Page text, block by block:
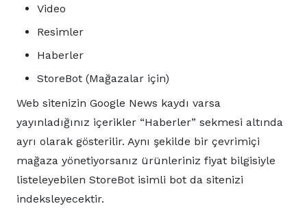
Video
Resimler
Haberler
StoreBot (Mağazalar için)
Web sitenizin Google News kaydı varsa
yayınladığınız içerikler “Haberler” sekmesi altında
ayrı olarak gösterilir. Aynı şekilde bir çevrimiçi
mağaza yönetiyorsanız ürünleriniz fiyat bilgisiyle
listeleyebilen StoreBot isimli bot da sitenizi
indeksleyecektir.